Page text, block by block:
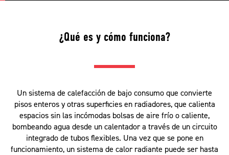
¿Qué es y cómo funciona?
Un sistema de calefacción de bajo consumo que convierte
pisos enteros y otras superficies en radiadores, que calienta
espacios sin las incómodas bolsas de aire frío o caliente,
bombeando agua desde un calentador a través de un circuito
integrado de tubos flexibles. Una vez que se pone en
funcionamiento, un sistema de calor radiante puede ser hasta